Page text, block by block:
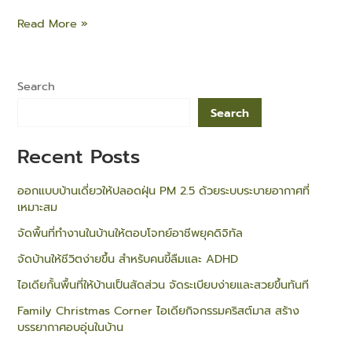
Read More »
Search
Search
Recent Posts
ออกแบบบ้านเดี่ยวให้ปลอดฝุ่น PM 2.5 ด้วยระบบระบายอากาศที่
เหมาะสม
จัดพื้นที่ทำงานในบ้านให้ตอบโจทย์อาชีพยุคดิจิทัล
จัดบ้านให้ชีวิตง่ายขึ้น สำหรับคนขี้ลืมและ ADHD
ไอเดียกั้นพื้นที่ให้บ้านเป็นสัดส่วน จัดระเบียบง่ายและสวยขึ้นทันที
Family Christmas Corner ไอเดียกิจกรรมคริสต์มาส สร้าง
บรรยากาศอบอุ่นในบ้าน